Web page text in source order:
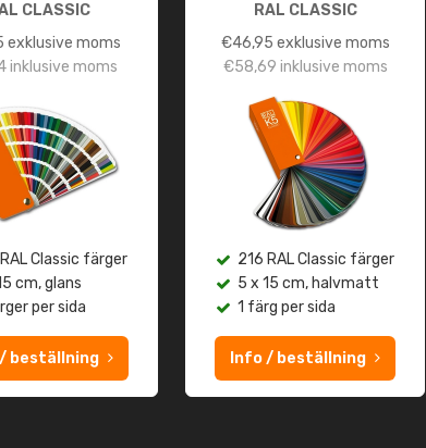
CLASSIC
exklusive moms
inklusive moms
Classic färger
cm, glans
per sida
beställning
RAL CLASSIC
€46,95 exklusive moms
€58,69 inklusive moms
216 RAL Classic färger
5 x 15 cm, halvmatt
1 färg per sida
Info / beställning